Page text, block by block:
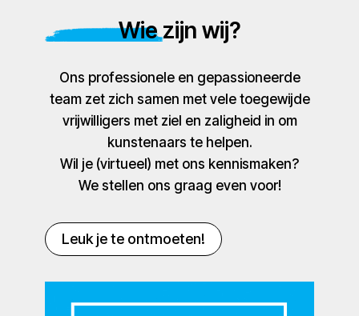
Wie zijn wij?
Ons professionele en gepassioneerde
team zet zich samen met vele toegewijde
vrijwilligers met ziel en zaligheid in om
kunstenaars te helpen.
Wil je (virtueel) met ons kennismaken?
We stellen ons graag even voor!
Leuk je te ontmoeten!